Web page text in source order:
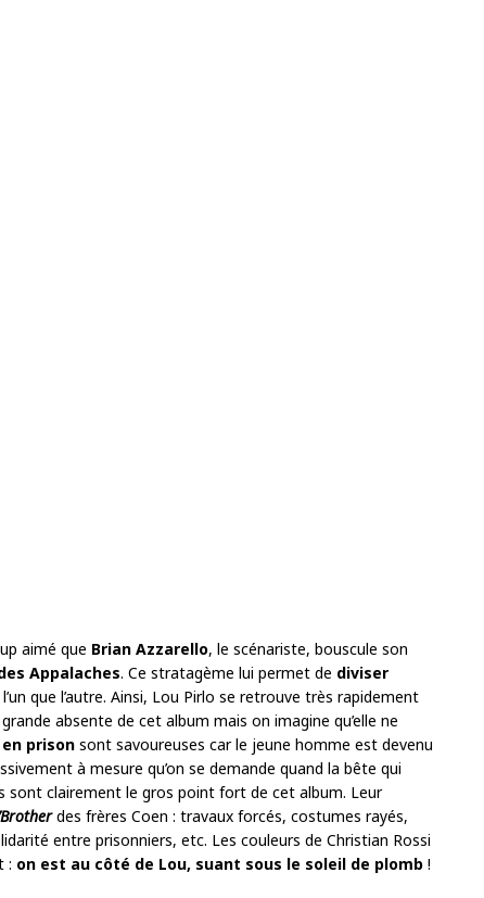
aimé que Brian Azzarello, le scénariste, bouscule son
Appalaches. Ce stratagème lui permet de diviser
que l’autre. Ainsi, Lou Pirlo se retrouve très rapidement
absente de cet album mais on imagine qu’elle ne
prison sont savoureuses car le jeune homme est devenu
à mesure qu’on se demande quand la bête qui
sont clairement le gros point fort de cet album. Leur
des frères Coen : travaux forcés, costumes rayés,
entre prisonniers, etc. Les couleurs de Christian Rossi
: on est au côté de Lou, suant sous le soleil de plomb !